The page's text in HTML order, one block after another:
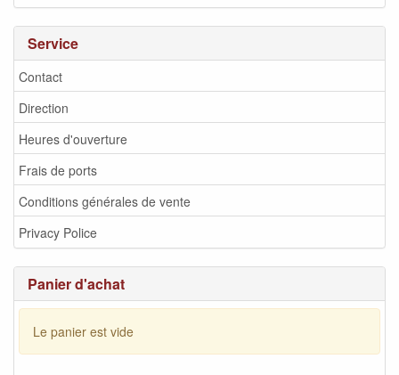
Service
Contact
Direction
Heures d'ouverture
Frais de ports
Conditions générales de vente
Privacy Police
Panier d'achat
Le panier est vide